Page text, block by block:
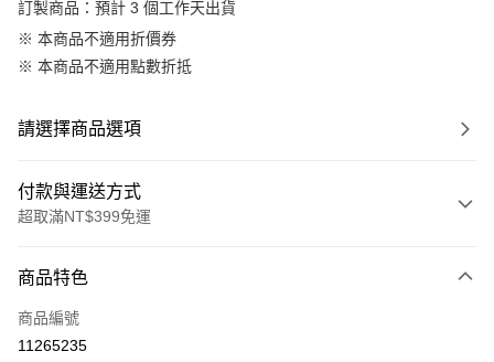
訂製商品：預計 3 個工作天出貨
※ 本商品不適用折價券
※ 本商品不適用點數折抵
請選擇商品選項
付款與運送方式
超取滿NT$399免運
信用卡一次付款
信用卡分期付款
商品特色
商品編號
11265235